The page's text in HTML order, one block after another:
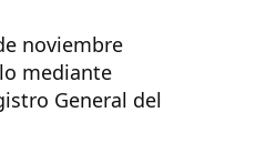
noviembre
mediante
General del